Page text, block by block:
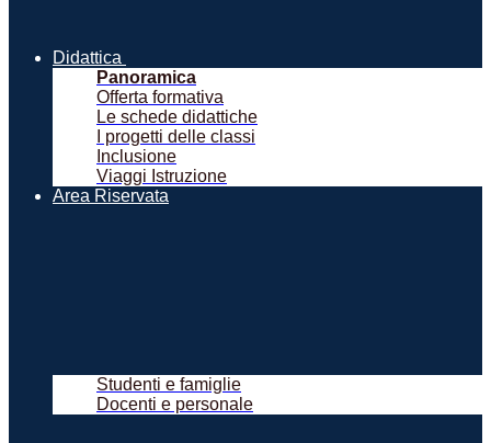
Didattica
Panoramica
Offerta formativa
Le schede didattiche
I progetti delle classi
Inclusione
Viaggi Istruzione
Area Riservata
Studenti e famiglie
Docenti e personale